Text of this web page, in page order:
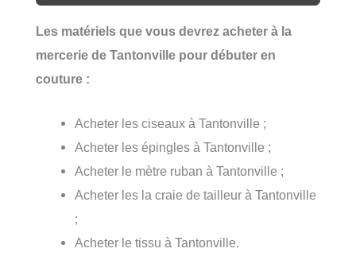
Les matériels que vous devrez acheter à la
mercerie de Tantonville pour débuter en
couture :
Acheter les ciseaux à Tantonville ;
Acheter les épingles à Tantonville ;
Acheter le mètre ruban à Tantonville ;
Acheter les la craie de tailleur à Tantonville
;
Acheter le tissu à Tantonville.